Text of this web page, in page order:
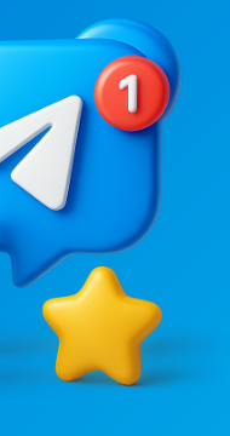
14.6
6.5K/
2K
Цена рекламы